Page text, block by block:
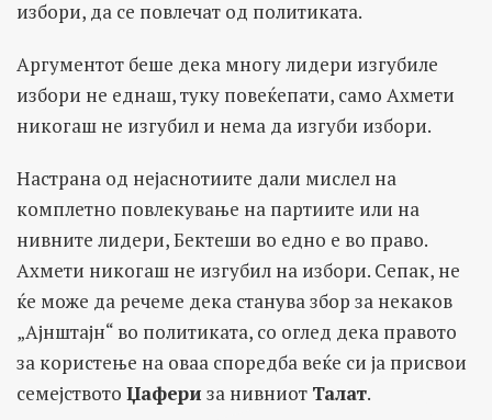
избори, да се повлечат од политиката.
Аргументот беше дека многу лидери изгубиле
избори не еднаш, туку повеќепати, само Ахмети
никогаш не изгубил и нема да изгуби избори.
Настрана од нејаснотиите дали мислел на
комплетно повлекување на партиите или на
нивните лидери, Бектеши во едно е во право.
Ахмети никогаш не изгубил на избори. Сепак, не
ќе може да речеме дека станува збор за некаков
„Ајнштајн“ во политиката, со оглед дека правото
за користење на оваа споредба веќе си ја присвои
семејството Џафери за нивниот Талат.